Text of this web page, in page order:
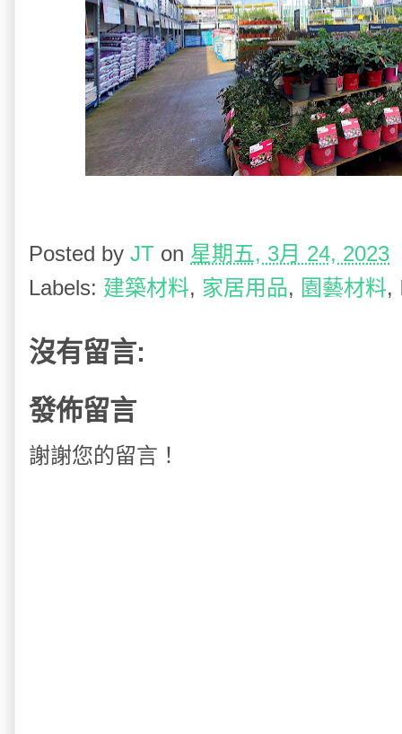
Posted by JT on 星期五, 3月 24, 2023
Labels: 建築材料, 家居用品, 園藝材料,
沒有留言:
發佈留言
謝謝您的留言！